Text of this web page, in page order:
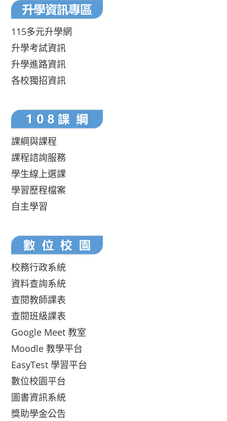
115多元升學網
升學考試資訊
升學進路資訊
各校獨招資訊
課綱與課程
課程諮詢服務
學生線上選課
學習歷程檔案
自主學習
校務行政系統
資料查詢系統
查閱教師課表
查閱班級課表
Google Meet 教室
Moodle 教學平台
EasyTest 學習平台
數位校園平台
圖書資訊系統
獎助學金公告